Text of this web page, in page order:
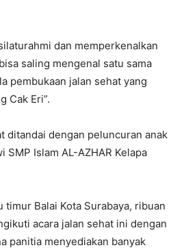
dan memperkenalkan
saling mengenal satu sama
pembukaan jalan sehat yang
Cak Eri”.
ditandai dengan peluncuran anak
SMP Islam AL-AZHAR Kelapa
Balai Kota Surabaya, ribuan
acara jalan sehat ini dengan
panitia menyediakan banyak